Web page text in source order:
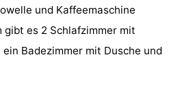
und Kaffeemaschine
es 2 Schlafzimmer mit
Badezimmer mit Dusche und